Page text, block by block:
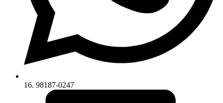
16. 98187-0247